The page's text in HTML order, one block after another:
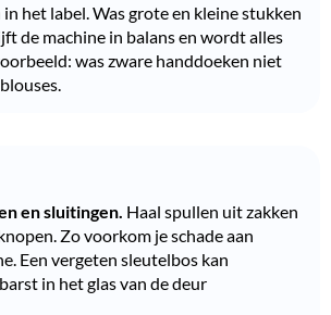
het label. Was grote en kleine stukken
de machine in balans en wordt alles
was zware handdoeken niet
en sluitingen. Haal spullen uit zakken
Zo voorkom je schade aan
Een vergeten sleutelbos kan
in het glas van de deur